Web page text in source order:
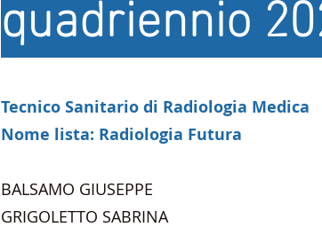
Tecnico Sanitario di Radiologia Medica
Nome lista: Radiologia Futura
BALSAMO GIUSEPPE
GRIGOLETTO SABRINA